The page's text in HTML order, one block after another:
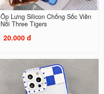
Ốp Lưng Silicon Chống Sốc Viền
Nổi Three Tigers
20.000 đ